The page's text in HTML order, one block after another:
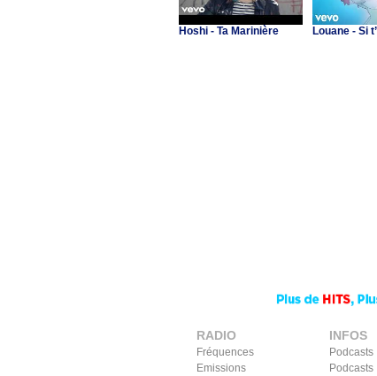
Hoshi - Ta Marinière Louane - Si
RADIO
Fréquences
Emissions
INFOS